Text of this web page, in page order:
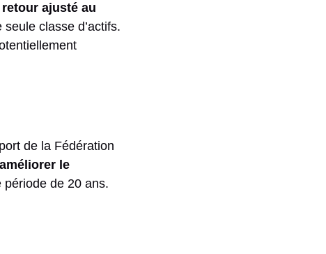
ajusté au
classe d’actifs.
de la Fédération
améliorer le
période de 20 ans.